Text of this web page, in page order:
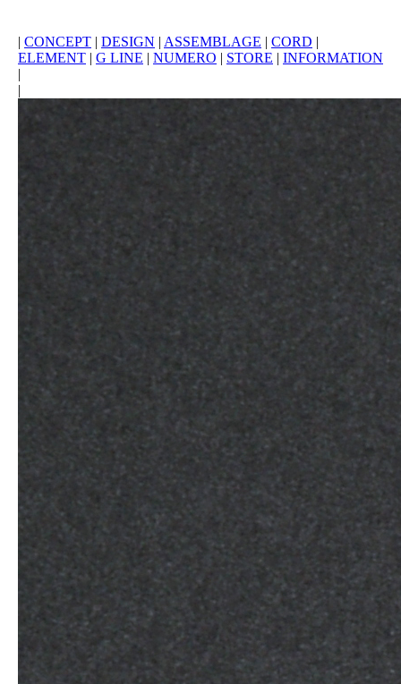
| CONCEPT | DESIGN | ASSEMBLAGE | CORD |
ELEMENT | G LINE | NUMERO | STORE | INFORMATION
|
|